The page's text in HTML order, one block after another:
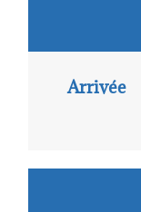
Arrivée